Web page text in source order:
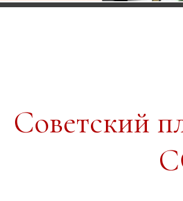
Советский